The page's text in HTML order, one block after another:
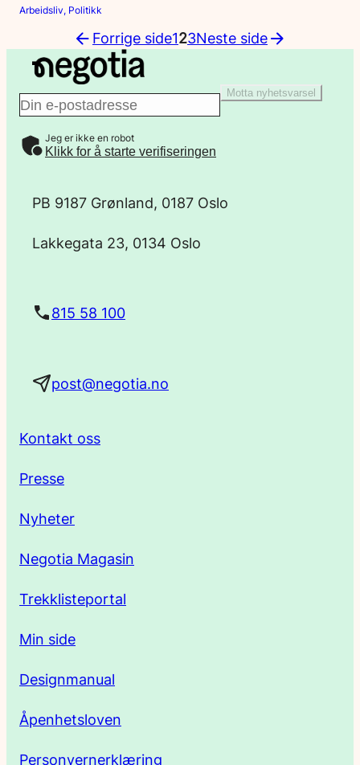
Arbeidsliv, Politikk
Forrige side123Neste side
E
-
Motta nyhetsvarsel
Jeg er ikke en robot
Klikk for å starte verifiseringen
PB 9187 Grønland, 0187 Oslo
Lakkegata 23, 0134 Oslo
815 58 100
post@negotia.no
Kontakt oss
Presse
Nyheter
Negotia Magasin
Trekklisteportal
Min side
Designmanual
Åpenhetsloven
Personvernerklæring